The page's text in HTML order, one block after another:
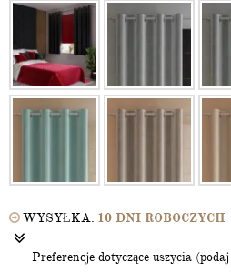
WYSYŁKA: 10 DNI ROBOCZYCH
Preferencje dotyczące uszycia